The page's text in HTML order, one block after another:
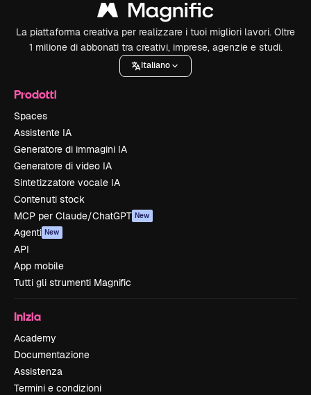
La piattaforma creativa per realizzare i tuoi migliori lavori. Oltre
1 milione di abbonati tra creativi, imprese, agenzie e studi.
Italiano
Prodotti
Spaces
Assistente IA
Generatore di immagini IA
Generatore di video IA
Sintetizzatore vocale IA
Contenuti stock
MCP per Claude/ChatGPT New
Agenti New
API
App mobile
Tutti gli strumenti Magnific
Inizia
Academy
Documentazione
Assistenza
Termini e condizioni